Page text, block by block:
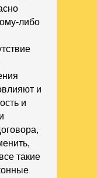
либо
и
и
такие